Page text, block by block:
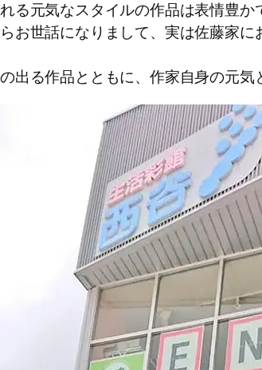
る元気なスタイルの作品は表情豊か
お世話になりまして、実は佐藤家
出る作品とともに、作家自身の元